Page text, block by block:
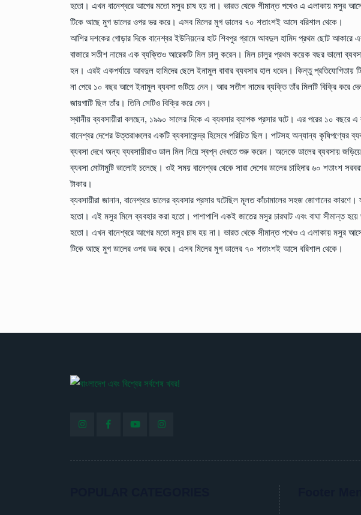
হতো। এখন বানেশ্বরে আগের মতো মসুর চাষ হয় না। ভারত থেকে সীমান্ত পথেও এ এলাকায় মসুর
টিকে আছে মুগ ডালের ওপর ভর করে। এসব মিলের মুগ ডালের ৭০ শতাংশই আসে বরিশাল থেকে।
আশির দশকের গোড়ার দিকে বানেশ্বর ইউনিয়নের হাট শিবপুর গ্রামে আবদুল হামিদ প্রথম ছোট আকারে
বাজারে সতীশ নামের এক ব্যক্তিও আরেকটি মিল চালু করেন। মিল চালুর প্রথম কয়েক বছর ভালো
হন। এরই একপর্যায়ে আবদুল হামিদের ছেলে ইনামুল বাবার ব্যবসার হাল ধরেন। কিন্তু প্রতিযোগিতায়
না পেরে ১০ বছর আগে ইনামুল ব্যবসা গুটিয়ে নেন। আর সতীশ নামের ব্যক্তি তাঁর মিলটি বিক্রি করে
জায়গাটি ছিল তাঁর। তিনি সেটিও বিক্রি করে দেন।
স্থানীয় ব্যবসায়ীরা বলছেন, ১৯৯০ সালের দিকে এ ব্যবসার ব্যাপক প্রসার ঘটে। এর পরের ১০ বছরে এ
বানেশ্বর দেশের উত্তরাঞ্চলের একটি ব্যবসাকেন্দ্র হিসেবে পরিচিত ছিল। পাটসহ অন্যান্য
ব্যবসা দেখে অন্য ব্যবসায়ীরাও ডাল মিল নিয়ে স্বপ্ন দেখতে শুরু করেন। অনেকে ডালের ব্যবসায়
ব্যবসা মোটামুটি ভালোই চলেছে। ওই সময় বানেশ্বর থেকে সারা দেশের ডালের চাহিদার ৬০ শতাংশ
টাকার।
ব্যবসায়ীরা জানান, বানেশ্বরে ডালের ব্যবসার প্রসার ঘটেছিল মূলত কাঁচামালের সহজ জোগানের
হতো। এই মসুর মিলে ব্যবহার করা হতো। পাশাপাশি একই জাতের মসুর চারঘাট এবং বাঘা সীমান্ত
হতো। এখন বানেশ্বরে আগের মতো মসুর চাষ হয় না। ভারত থেকে সীমান্ত পথেও এ এলাকায় মসুর
টিকে আছে মুগ ডালের ওপর ভর করে। এসব মিলের মুগ ডালের ৭০ শতাংশই আসে বরিশাল থেকে।